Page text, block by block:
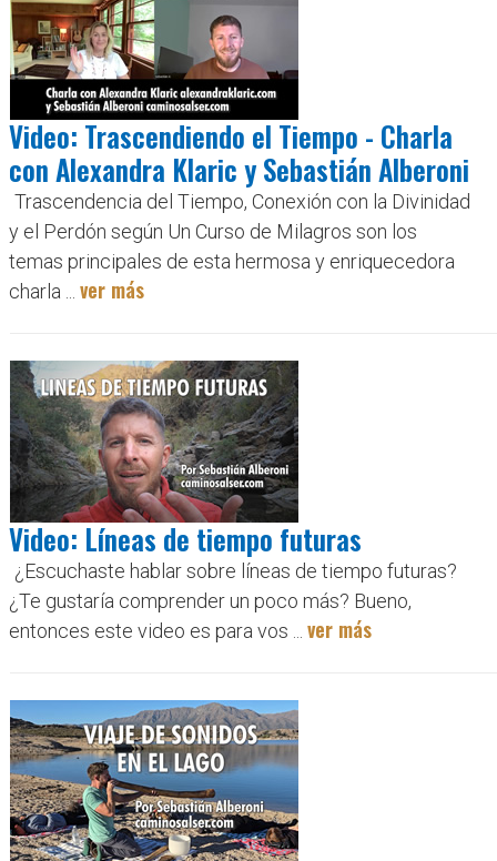
Video: Trascendiendo el Tiempo - Charla
con Alexandra Klaric y Sebastián Alberoni
Trascendencia del Tiempo, Conexión con la Divinidad
y el Perdón según Un Curso de Milagros son los
temas principales de esta hermosa y enriquecedora
charla ... ver más
Video: Líneas de tiempo futuras
¿Escuchaste hablar sobre líneas de tiempo futuras?
¿Te gustaría comprender un poco más? Bueno,
entonces este video es para vos ... ver más